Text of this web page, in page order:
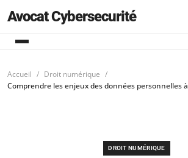
Avocat Cybersecurité
Accueil
Droit numérique
Comprendre les enjeux des données personnelles
DROIT NUMÉRIQUE